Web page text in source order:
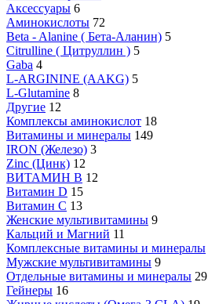
Аксессуары 6
Аминокислоты 72
Beta - Alanine ( Бета-Аланин) 5
Citrulline ( Цитруллин ) 5
Gaba 4
L-ARGININE (AAKG) 5
L-Glutamine 8
Другие 12
Комплексы аминокислот 18
Витамины и минералы 149
IRON (Железо) 3
Zinc (Цинк) 12
ВИТАМИН B 12
Витамин D 15
Витамин С 13
Женские мультивитамины 9
Кальций и Магний 11
Комплексные витамины и минералы
Мужские мультивитамины 9
Отдельные витамины и минералы 29
Гейнеры 16